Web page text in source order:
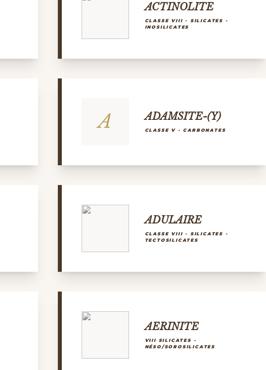
ACTINOLITE
CLASSE VIII - SILICATES -
INOSILICATES
A ADAMSITE-(Y)
CLASSE V - CARBONATES
ADULAIRE
CLASSE VIII - SILICATES -
TECTOSILICATES
AERINITE
VIII SILICATES -
NÉSO/SOROSILICATES